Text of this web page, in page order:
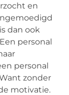
en
dan ook
personal
personal
zonder
motivatie.